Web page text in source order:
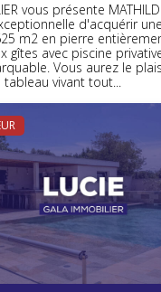
vous présente
d'acquérir
m2 en pierre
gîtes avec piscine
Vous aurez le
vivant tout...